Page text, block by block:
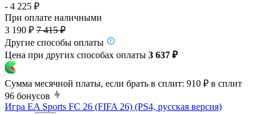
- 4 225 ₽
При оплате наличными
3 190 ₽ 7 415 ₽
Другие способы оплаты
Цена при других способах оплаты 3 637 ₽
Сумма месячной платы, если брать в сплит: 910 ₽ в сплит
96 бонусов
Игра EA Sports FC 26 (FIFA 26) (PS4, русская версия)